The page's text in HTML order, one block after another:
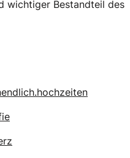
wichtiger Bestandteil des